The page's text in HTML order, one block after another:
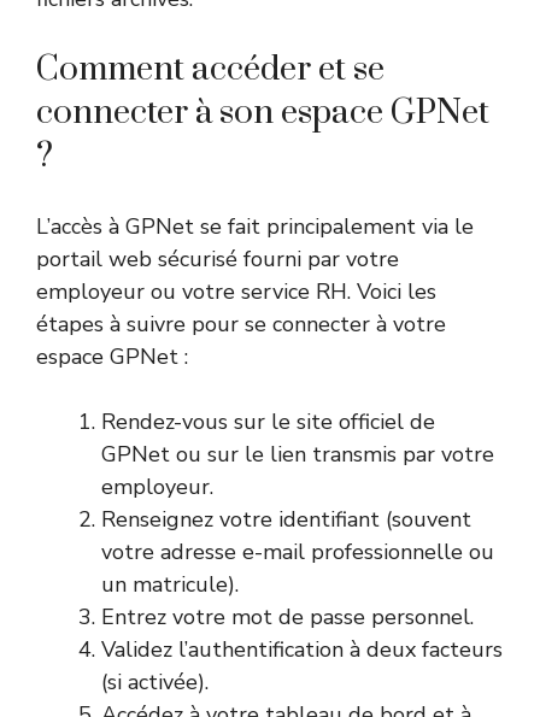
Comment accéder et se
connecter à son espace GPNet
?
L’accès à GPNet se fait principalement via le
portail web sécurisé fourni par votre
employeur ou votre service RH. Voici les
étapes à suivre pour se connecter à votre
espace GPNet :
Rendez-vous sur le site officiel de
GPNet ou sur le lien transmis par votre
employeur.
Renseignez votre identifiant (souvent
votre adresse e-mail professionnelle ou
un matricule).
Entrez votre mot de passe personnel.
Validez l’authentification à deux facteurs
(si activée).